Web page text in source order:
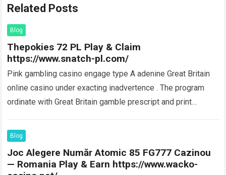
Related Posts
Blog
Thepokies 72 PL Play & Claim
https://www.snatch-pl.com/
Pink gambling casino engage type A adenine Great Britain
online casino under exacting inadvertence . The program
ordinate with Great Britain gamble prescript and print
Blog
Joc Alegere Număr Atomic 85 FG777 Cazinou
— Romania Play & Earn https://www.wacko-